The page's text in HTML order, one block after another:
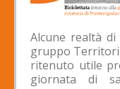
Alcune realtà
gruppo
ritenuto utile
giornata di